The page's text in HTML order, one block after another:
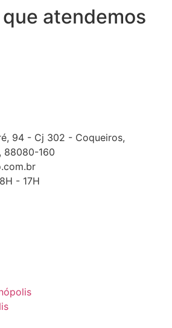
atendemos
94 - Cj 302 - Coqueiros,
88080-160
- 17H